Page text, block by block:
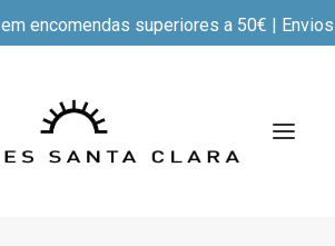
em encomendas superiores a 50€ |